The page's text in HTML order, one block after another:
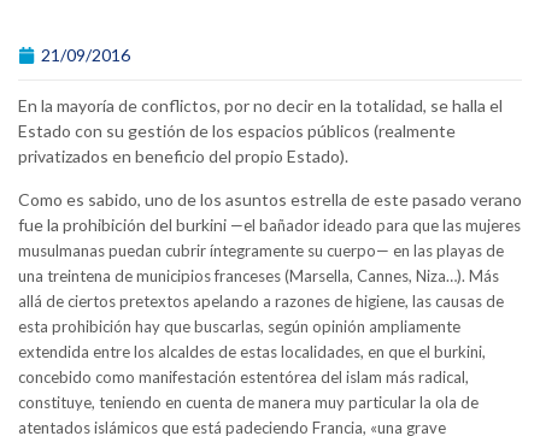
21/09/2016
En la mayoría de conflictos, por no decir en la totalidad, se halla el
Estado con su gestión de los espacios públicos (realmente
privatizados en beneficio del propio Estado).
Como es sabido, uno de los asuntos estrella de este pasado verano
fue la prohibición del burkini —el bañador ideado para que las mujeres
musulmanas puedan cubrir íntegramente su cuerpo— en las playas de
una treintena de municipios franceses (Marsella, Cannes, Niza…). Más
allá de ciertos pretextos apelando a razones de higiene, las causas de
esta prohibición hay que buscarlas, según opinión ampliamente
extendida entre los alcaldes de estas localidades, en que el burkini,
concebido como manifestación estentórea del islam más radical,
constituye, teniendo en cuenta de manera muy particular la ola de
atentados islámicos que está padeciendo Francia, «una grave